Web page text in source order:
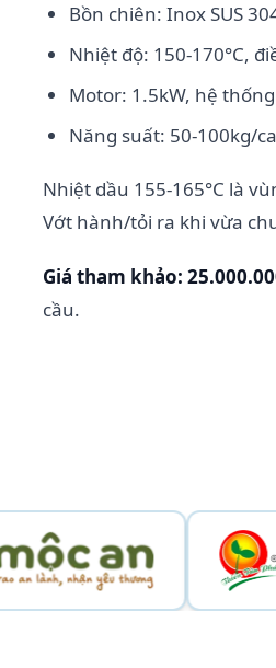
Bồn chiên: Inox SUS
Nhiệt độ: 150-170°C,
Motor: 1.5kW, hệ
Năng suất: 50-100kg/ca
Nhiệt dầu 155-165°C là
Vớt hành/tỏi ra khi vừa
Giá tham khảo:
cầu.